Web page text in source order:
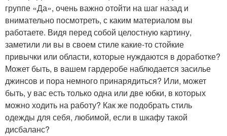
группе «Да», очень важно отойти на шаг назад и
внимательно посмотреть, с каким материалом вы
работаете. Видя перед собой целостную картину,
заметили ли вы в своем стиле какие-то стойкие
привычки или области, которые нуждаются в доработке?
Может быть, в вашем гардеробе наблюдается засилье
джинсов и пора немного принарядиться? Или, может
быть, у вас есть только одна или две юбки, в которых
можно ходить на работу? Как же подобрать стиль
одежды для себя, любимой, если в шкафу такой
дисбаланс?